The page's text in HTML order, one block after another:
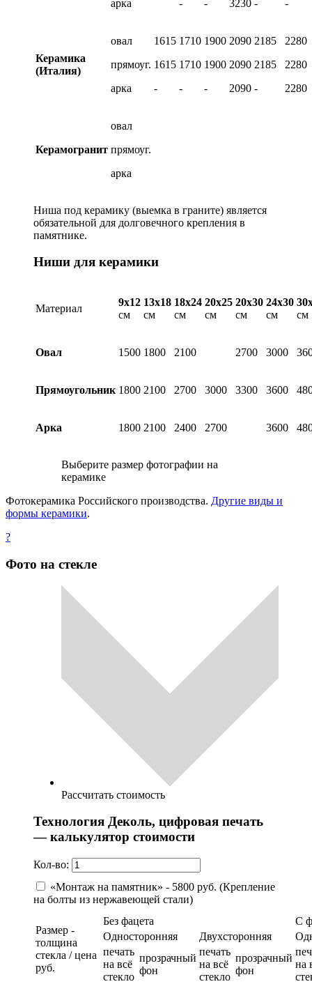
арка - - 3230 - -
Керамика
(Италия)
овал
прямоуг.
арка
1615
1615
-
1710
1710
-
1900
1900
-
2090
2090
2090
2185
2185
-
2280
2280
2280
Керамогранит
овал
прямоуг.
арка
Ниша под керамику (выемка в граните) является
обязательной для долговечного крепления в
памятнике.
Ниши для керамики
Материал
9х12
см
13х18
см
18х24
см
20х25
см
20х30
см
24х30
см
см
Овал 1500 1800 2100 2700 3000
Прямоугольник 1800 2100 2700 3000 3300 3600
Арка 1800 2100 2400 2700 3600
Выберите размер фотографии на
керамике
Фотокерамика Российского производства. Другие виды и
формы керамики.
?
Фото на стекле
Рассчитать стоимость
Технология Деколь, цифровая печать
— калькулятор стоимости
Кол-во:
«Монтаж на памятник» - 5800 руб. (Крепление
на болты из нержавеющей стали)
Размер -
толщина
стекла / цена
руб.
Без фацета
С
Односторонняя
Двухсторонняя
печать
на всё
стекло
прозрачный
фон
печать
на всё
стекло
прозрачный
фон
на